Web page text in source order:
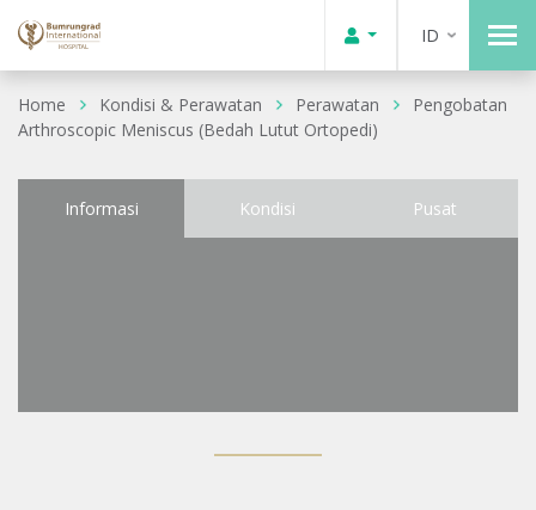
ID
Home Kondisi & Perawatan Perawatan
Pengobatan
Arthroscopic Meniscus (Bedah Lutut Ortopedi)
Informasi Kondisi Pusat